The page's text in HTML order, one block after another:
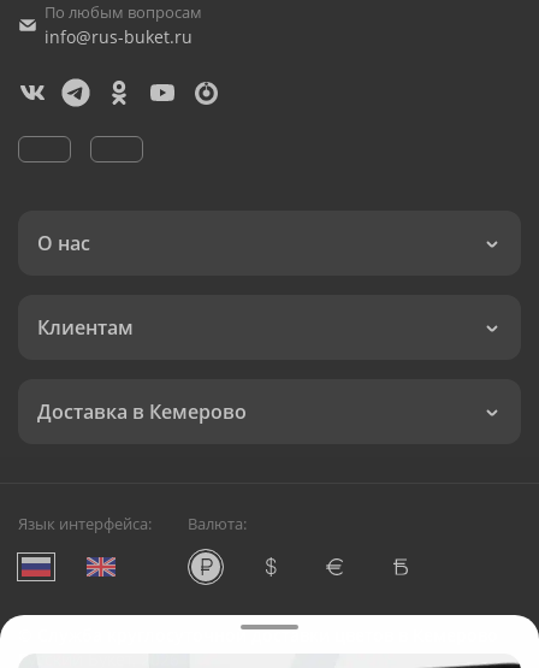
По любым вопросам
info@rus-buket.ru
О нас
Клиентам
Доставка в Кемерово
Язык интерфейса: Валюта:
Служба круглосуточной доставки цветов в Кемерово
Русский Букет, 2026